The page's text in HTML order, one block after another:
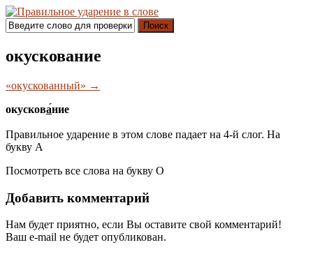
Поиск
окускование
«окускованный» →
окускова́ние
Правильное ударение в этом слове падает на 4-й слог. На
букву А
Посмотреть все слова на букву О
Добавить комментарий
Нам будет приятно, если Вы оставите свой комментарий!
Ваш e-mail не будет опубликован.